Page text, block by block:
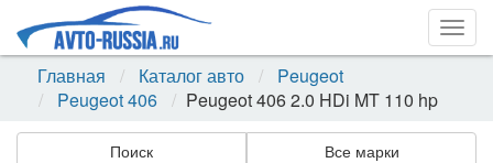
Главная
Каталог авто
Peugeot
Peugeot 406
Peugeot 406 2.0 HDi MT 110 hp
Поиск Все марки